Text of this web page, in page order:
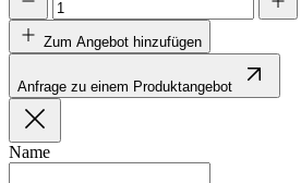
Zum Angebot hinzufügen
Anfrage zu einem Produktangebot
Name